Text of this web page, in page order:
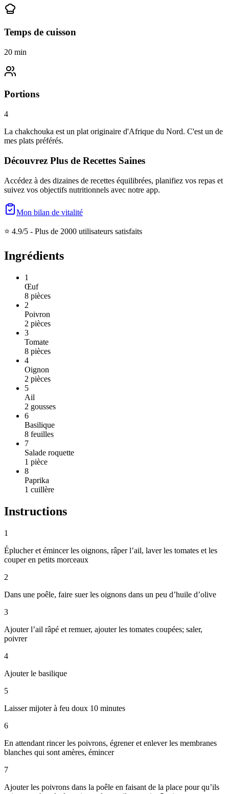
Temps de cuisson
20 min
Portions
4
La chakchouka est un plat originaire d'Afrique du Nord. C'est un de
mes plats préférés.
Découvrez Plus de Recettes Saines
Accédez à des dizaines de recettes équilibrées, planifiez vos repas et
suivez vos objectifs nutritionnels avec notre app.
Mon bilan de vitalité
⭐ 4.9/5 - Plus de 2000 utilisateurs satisfaits
Ingrédients
1
Œuf
8 pièces
2
Poivron
2 pièces
3
Tomate
8 pièces
4
Oignon
2 pièces
5
Ail
2 gousses
6
Basilique
8 feuilles
7
Salade roquette
1 pièce
8
Paprika
1 cuillère
Instructions
1
Éplucher et émincer les oignons, râper l’ail, laver les tomates et les
couper en petits morceaux
2
Dans une poêle, faire suer les oignons dans un peu d’huile d’olive
3
Ajouter l’ail râpé et remuer, ajouter les tomates coupées; saler,
poivrer
4
Ajouter le basilique
5
Laisser mijoter à feu doux 10 minutes
6
En attendant rincer les poivrons, égrener et enlever les membranes
blanches qui sont amères, émincer
7
Ajouter les poivrons dans la poêle en faisant de la place pour qu’ils